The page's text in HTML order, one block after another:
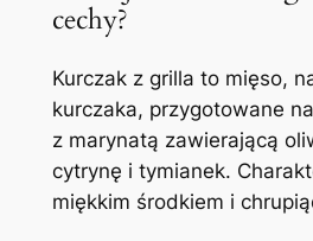
cechy?
Kurczak z grilla to mięso,
kurczaka, przygotowane
z marynatą zawierającą
cytrynę i tymianek.
miękkim środkiem i